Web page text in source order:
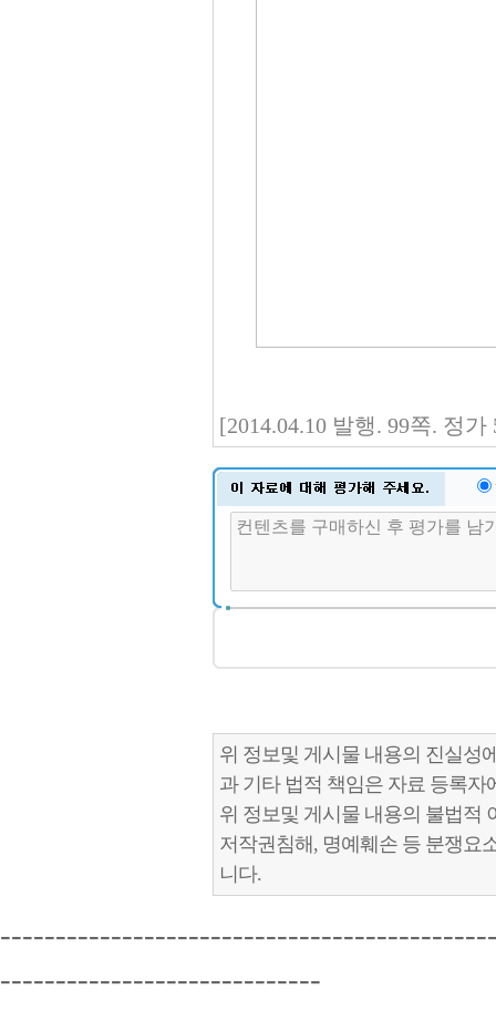
[2014.04.10 발행. 99쪽. 정가
위 정보및 게시물 내용의 진실성
과 기타 법적 책임은 자료 등록자
위 정보및 게시물 내용의 불법적
저작권침해, 명예훼손 등 분쟁요
니다.
-----------------------------